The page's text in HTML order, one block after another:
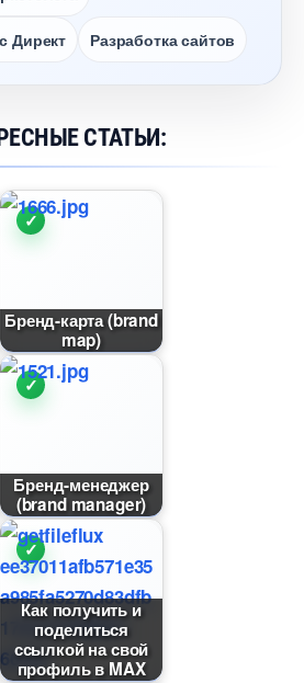
Директ Разработка сайто
СТАТЬИ:
Бренд-карта (brand
map)
Бренд-менеджер
(brand manager)
Как получить и
поделиться
ссылкой на свой
профиль в MAX